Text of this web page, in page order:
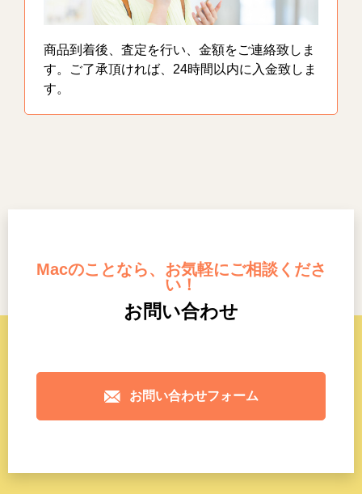
商品到着後、査定を行い、金額をご連絡致しま
す。ご了承頂ければ、24時間以内に入金致しま
す。
Macのことなら、お気軽にご相談くださ
い！
お問い合わせ
お問い合わせフォーム